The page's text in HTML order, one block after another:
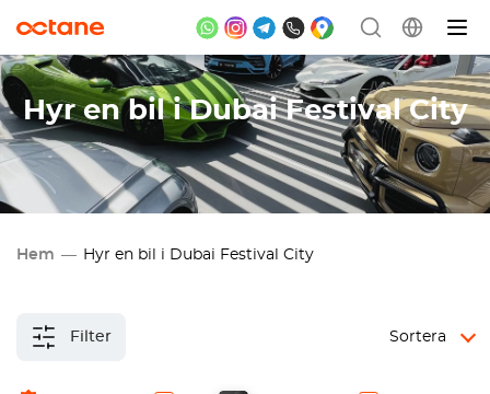
Hyr en bil i Dubai Festival City
Hem Hyr en bil i Dubai Festival City
Filter Sortera